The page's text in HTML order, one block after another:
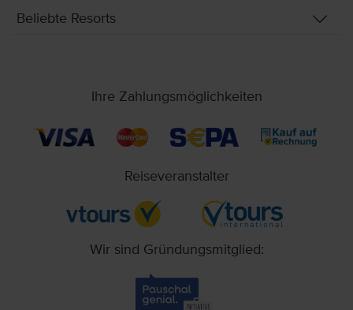
Beliebte Resorts
Ihre Zahlungsmöglichkeiten
Reiseveranstalter
Wir sind Gründungsmitglied: